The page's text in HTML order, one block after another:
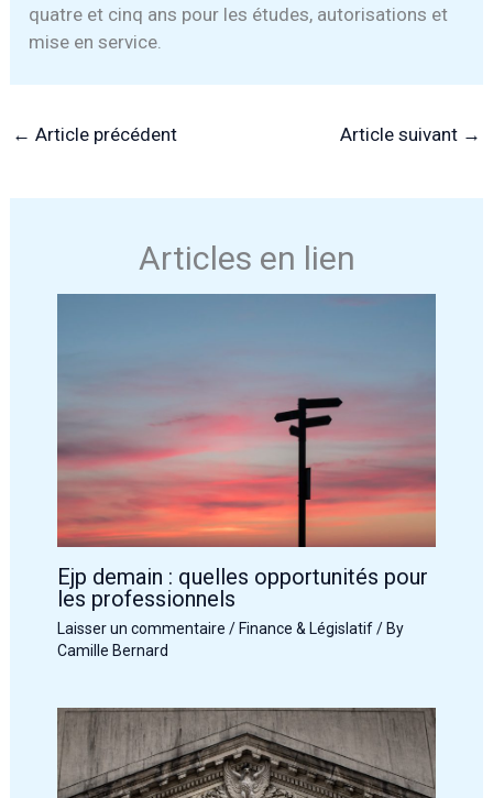
quatre et cinq ans pour les études, autorisations et
mise en service.
← Article précédent Article suivant →
Articles en lien
Ejp demain : quelles opportunités pour
les professionnels
Laisser un commentaire / Finance & Législatif/ By
Camille Bernard